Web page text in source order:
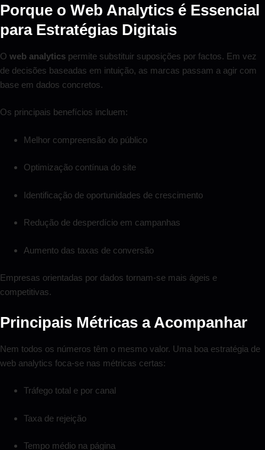
Porque o Web Analytics é Essencial
para Estratégias Digitais
O web analytics permite substituir suposições por factos. Em vez
de decisões baseadas em intuição, as marcas passam a agir com
base em dados concretos.
Os principais benefícios incluem:
Melhor compreensão do público
Optimização contínua do site
Identificação de oportunidades de crescimento
Redução de desperdício em campanhas
Aumento das taxas de conversão
Empresas orientadas por dados tornam-se mais ágeis e
competitivas.
Principais Métricas a Acompanhar
Nem todos os números têm o mesmo valor. Uma boa estratégia de
web analytics foca-se nas métricas certas:
Tráfego total e por canal
Taxa de rejeição
Tempo médio na página